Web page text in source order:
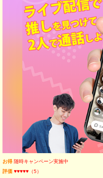
お得 随時キャンペーン実施中
評価 ♥♥♥♥♥（5）